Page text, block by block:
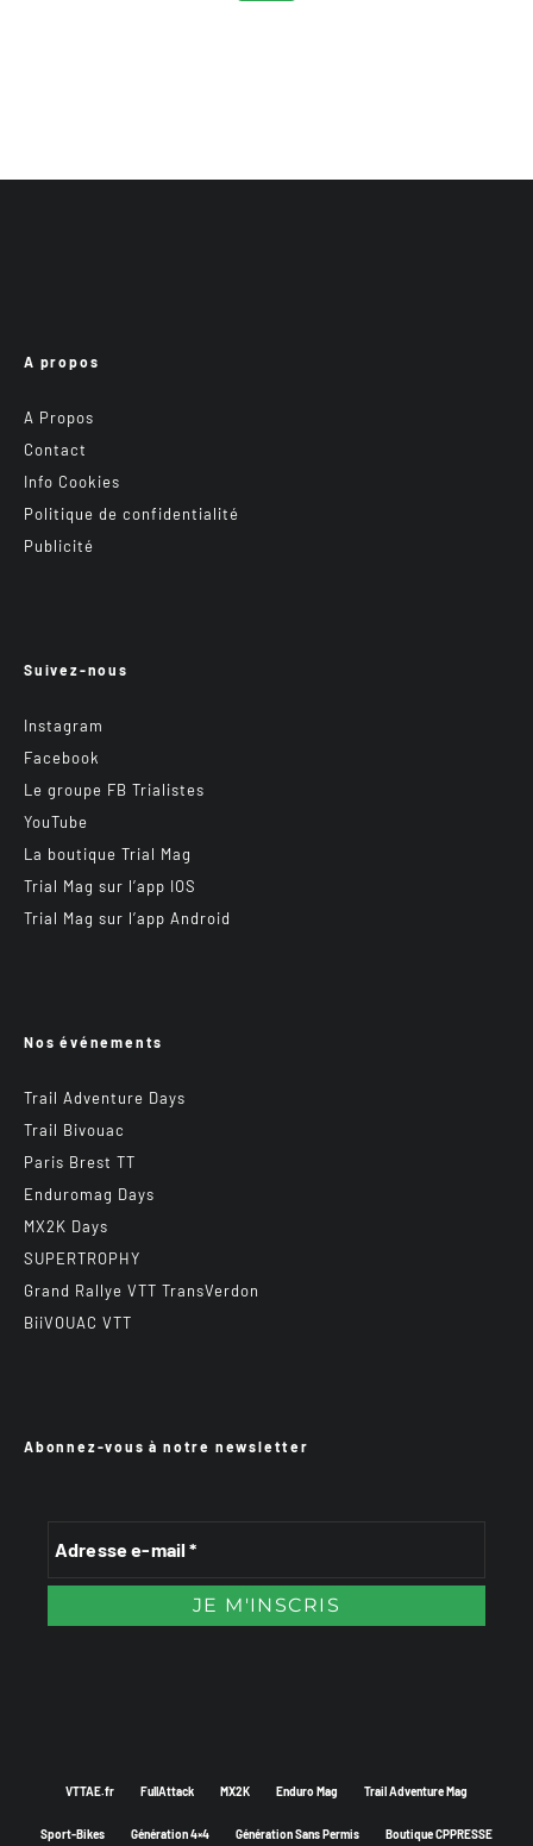
A propos
A Propos
Contact
Info Cookies
Politique de confidentialité
Publicité
Suivez-nous
Instagram
Facebook
Le groupe FB Trialistes
YouTube
La boutique Trial Mag
Trial Mag sur l’app IOS
Trial Mag sur l’app Android
Nos événements
Trail Adventure Days
Trail Bivouac
Paris Brest TT
Enduromag Days
MX2K Days
SUPERTROPHY
Grand Rallye VTT TransVerdon
BiiVOUAC VTT
Abonnez-vous à notre newsletter
VTTAE.fr FullAttack MX2K Enduro Mag Trail Adventure Mag
Sport-Bikes Génération 4×4 Génération Sans Permis Boutique CPPRESSE